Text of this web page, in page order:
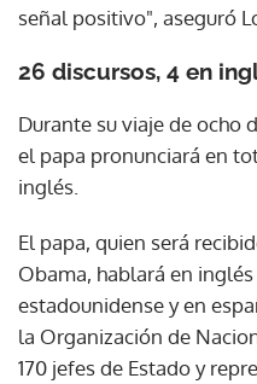
señal positivo", aseguró
26 discursos, 4 en
Durante su viaje de ocho
el papa pronunciará en
inglés.
El papa, quien será
Obama, hablará en
estadounidense y en
la Organización de
170 jefes de Estado y